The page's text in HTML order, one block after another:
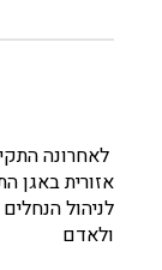
לאחרונה
אזורית באגן
לניהול
ולאדם